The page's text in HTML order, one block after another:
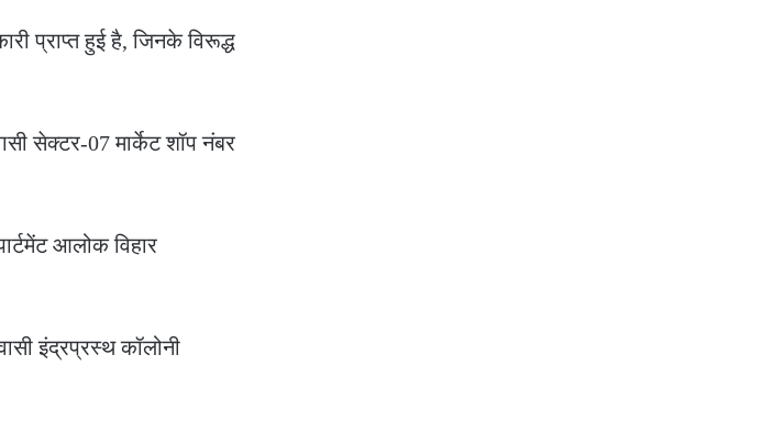
प्राप्त हुई है, जिनके विरूद्ध
सेक्टर-07 मार्केट शॉप नंबर
आलोक विहार
इंद्रप्रस्थ कॉलोनी